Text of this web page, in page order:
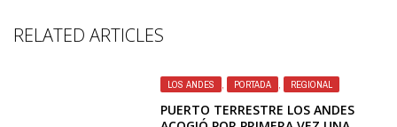
RELATED ARTICLES
LOS ANDES , PORTADA , REGIONAL
PUERTO TERRESTRE LOS ANDES